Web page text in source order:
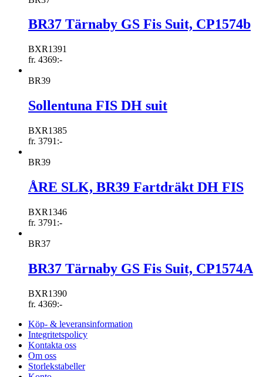
BR37 Tärnaby GS Fis Suit, CP1574b
BXR1391
fr. 4369:-
BR39
Sollentuna FIS DH suit
BXR1385
fr. 3791 :-
BR39
ÅRE SLK, BR39 Fartdräkt DH FIS
BXR1346
fr. 3791 :-
BR37
BR37 Tärnaby GS Fis Suit, CP1574A
BXR1390
fr. 4369:-
Köp- & leveransinformation
Integritetspolicy
Kontakta oss
Om oss
Storlekstabeller